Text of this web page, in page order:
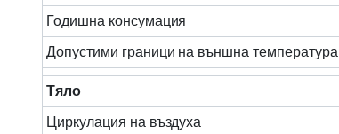
Годишна консумация
Допустими граници на външна температура
Тяло
Циркулация на въздуха